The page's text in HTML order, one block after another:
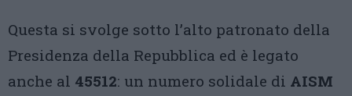
Questa si svolge sotto l’alto patronato della
Presidenza della Repubblica ed è legato
anche al 45512: un numero solidale di AISM